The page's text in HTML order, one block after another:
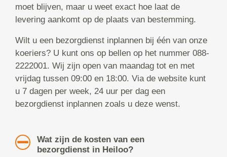
moet blijven, maar u weet exact hoe laat de
levering aankomt op de plaats van bestemming.
Wilt u een bezorgdienst inplannen bij één van onze
koeriers? U kunt ons op bellen op het nummer 088-
2222001. Wij zijn open van maandag tot en met
vrijdag tussen 09:00 en 18:00. Via de website kunt
u 7 dagen per week, 24 uur per dag een
bezorgdienst inplannen zoals u deze wenst.
Wat zijn de kosten van een
bezorgdienst in Heiloo?